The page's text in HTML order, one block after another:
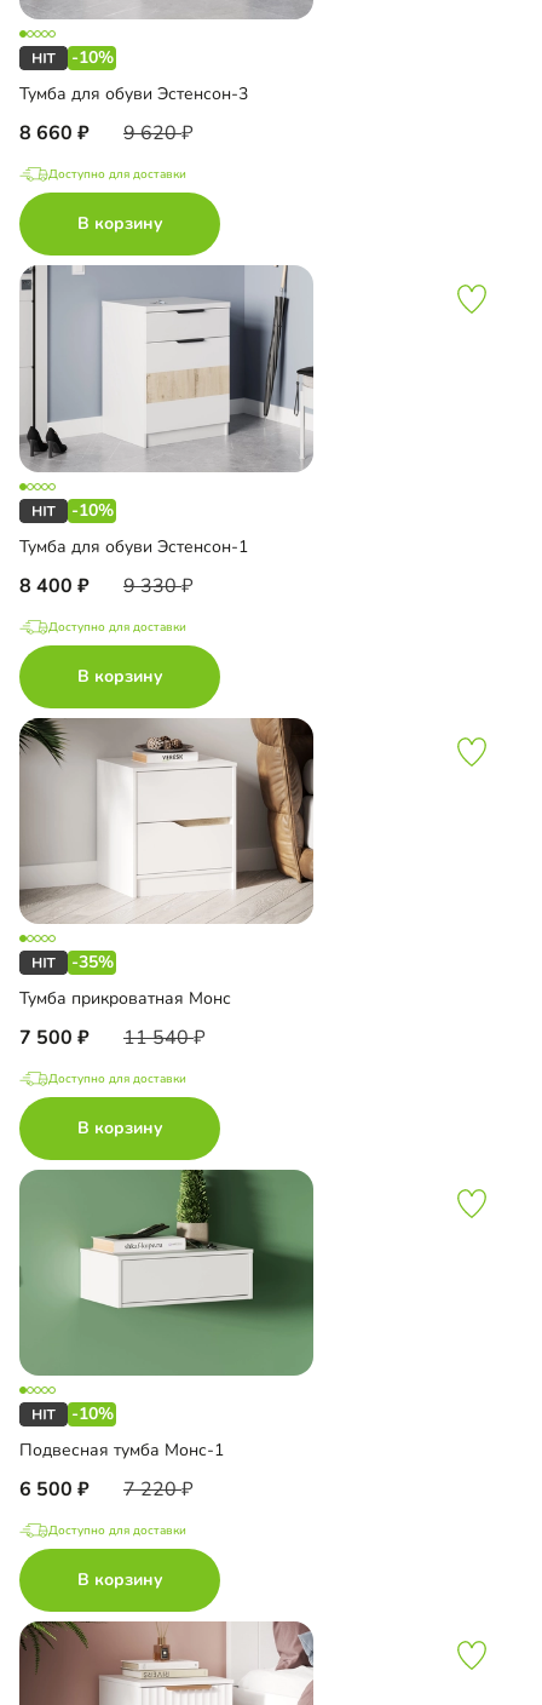
-10%
Тумба для обуви Эстенсон-3
8 660 9 620
Доступно для доставки
В корзину
-10%
Тумба для обуви Эстенсон-1
8 400 9 330
Доступно для доставки
В корзину
-35%
Тумба прикроватная Монс
7 500 11 540
Доступно для доставки
В корзину
-10%
Подвесная тумба Монс-1
6 500 7 220
Доступно для доставки
В корзину